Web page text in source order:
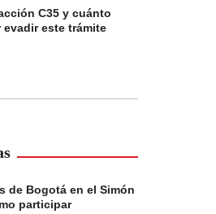
C35 y cuánto
este trámite
de Bogotá en el Simón
participar